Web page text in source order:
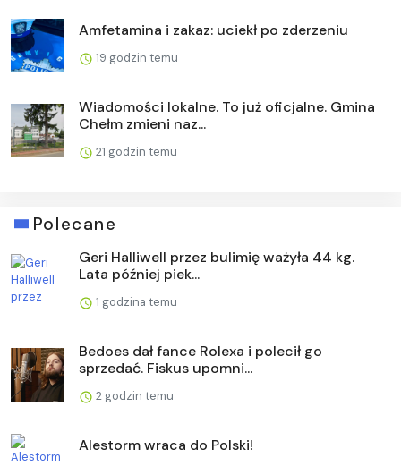
Amfetamina i zakaz: uciekł po zderzeniu
19 godzin temu
Wiadomości lokalne. To już oficjalne. Gmina
Chełm zmieni naz...
21 godzin temu
Polecane
Geri Halliwell przez bulimię ważyła 44 kg.
Lata później piek...
1 godzina temu
Bedoes dał fance Rolexa i polecił go
sprzedać. Fiskus upomni...
2 godzin temu
Alestorm wraca do Polski!